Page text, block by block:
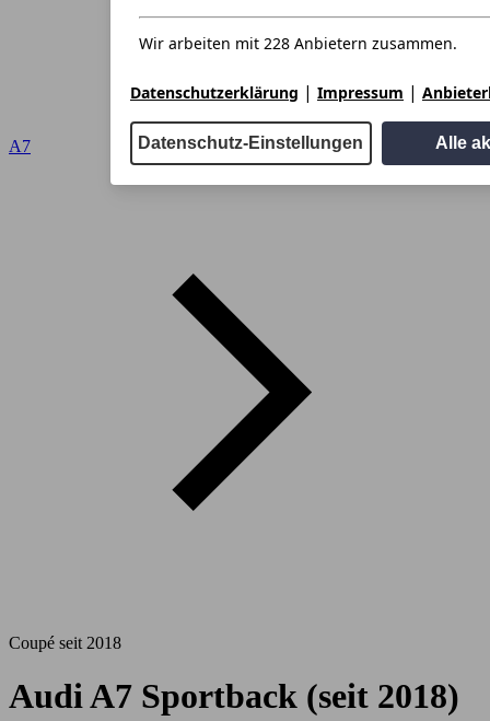
Wir arbeiten mit 228 Anbietern zusammen.
Datenschutzerklärung | Impressum |
Datenschutz-Einstellungen Alle
A7
Coupé seit 2018
Audi A7 Sportback (seit 2018)